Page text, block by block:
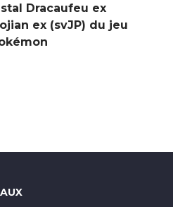
Dracaufeu ex
ex (svJP) du jeu